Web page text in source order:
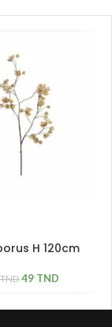
H 120cm
TND 49 TND